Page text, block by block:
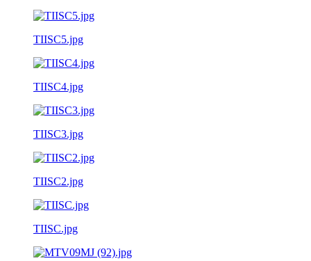
TIISC5.jpg
TIISC4.jpg
TIISC3.jpg
TIISC2.jpg
TIISC.jpg